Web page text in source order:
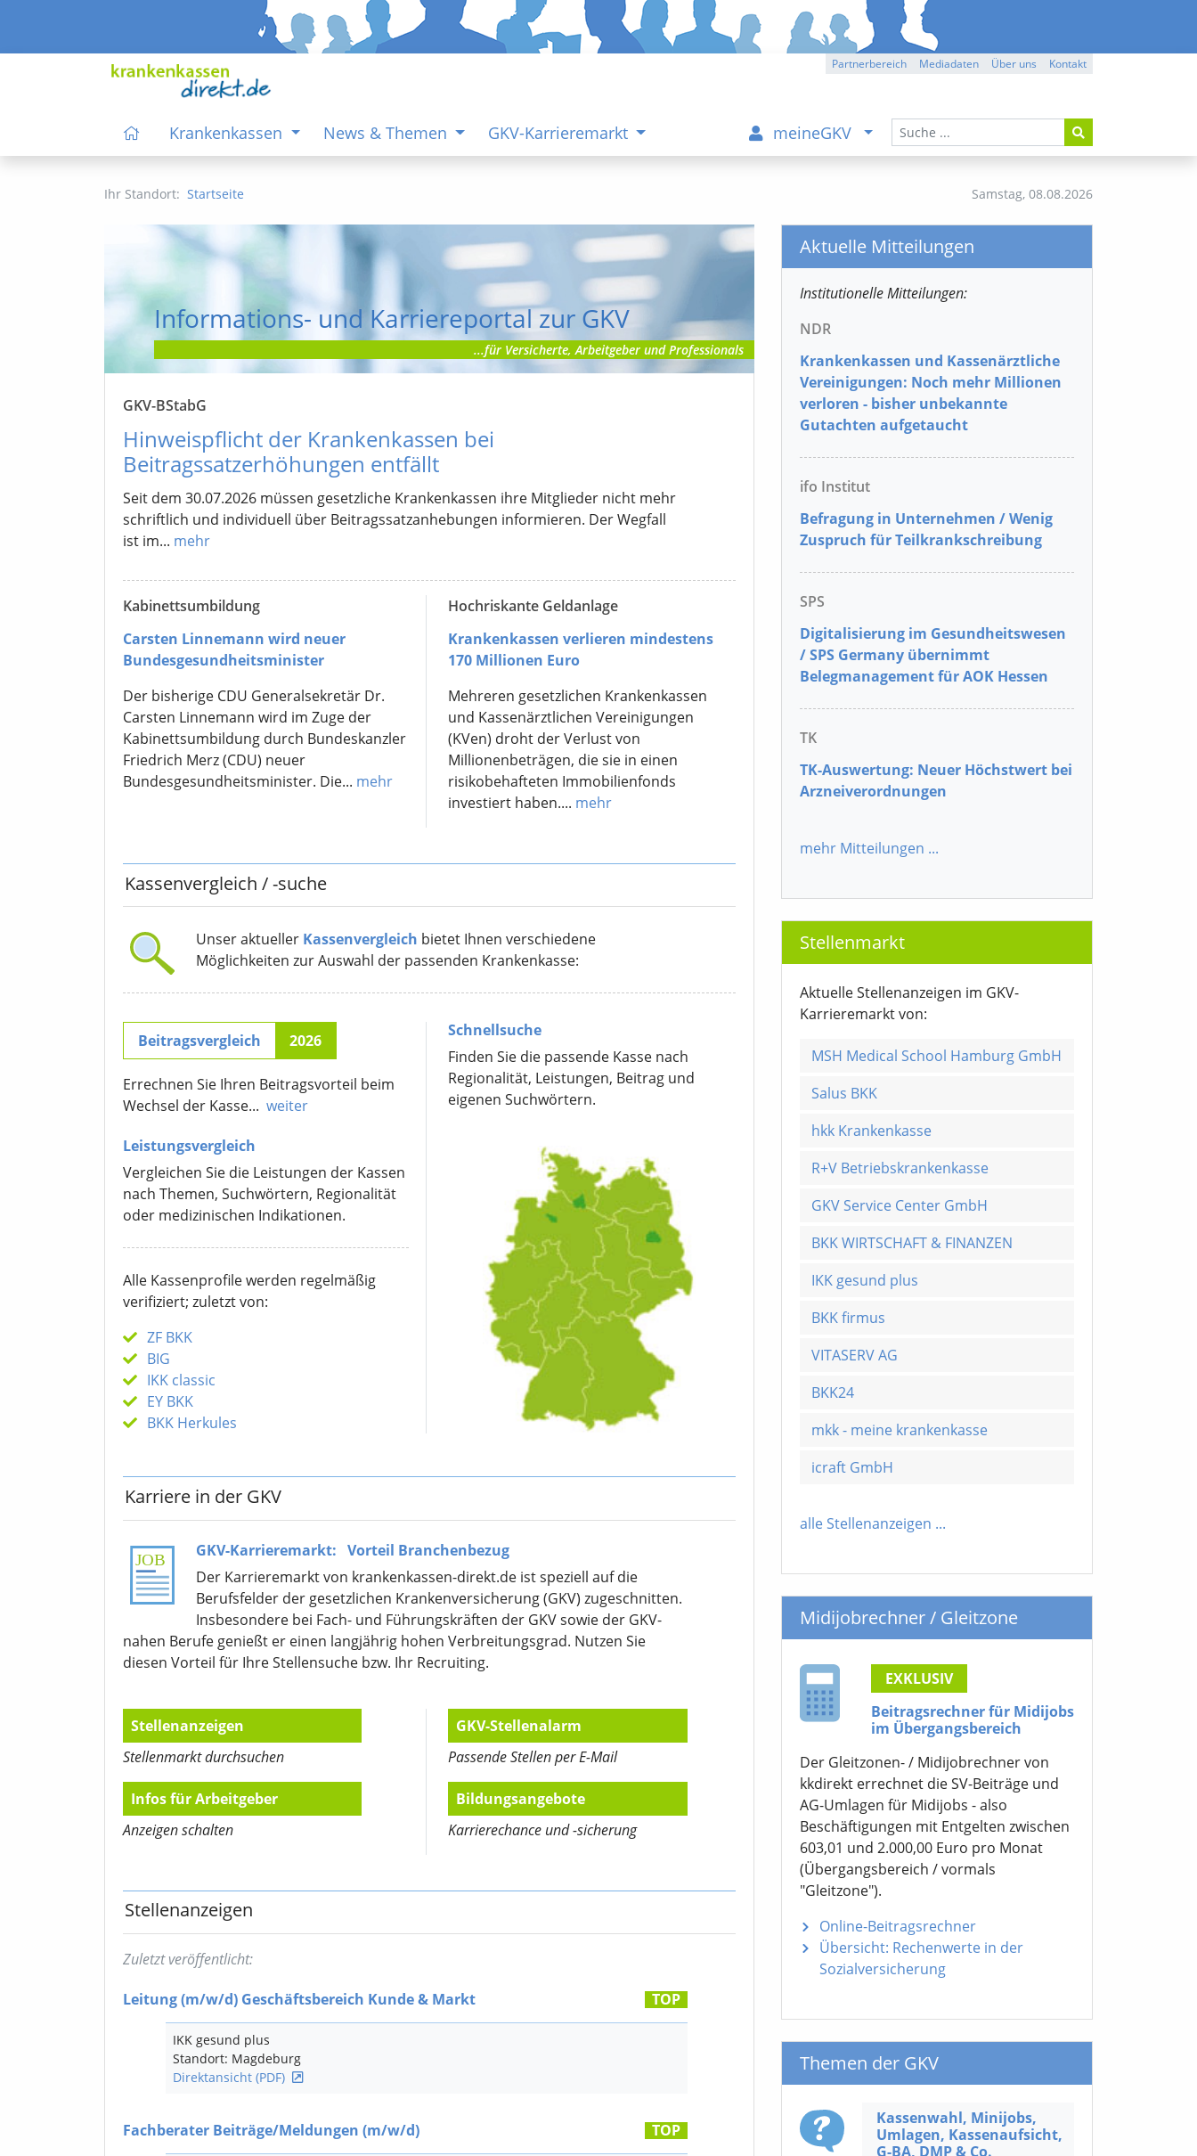
Partnerbereich Mediadaten Über uns Kontakt
Krankenkassen News & Themen GKV-Karrieremarkt meineGKV
Samstag, 08.08.2026
Ihr Standort: Startseite
Informations- und Karriereportal zur GKV
...für Versicherte, Arbeitgeber und Professionals
GKV-BStabG
Hinweispflicht der Krankenkassen bei
Beitragssatzerhöhungen entfällt
Seit dem 30.07.2026 müssen gesetzliche Krankenkassen ihre Mitglieder nicht mehr
schriftlich und individuell über Beitragssatzanhebungen informieren. Der Wegfall
ist im... mehr
Kabinettsumbildung
Carsten Linnemann wird neuer
Bundesgesundheitsminister
Der bisherige CDU Generalsekretär Dr.
Carsten Linnemann wird im Zuge der
Kabinettsumbildung durch Bundeskanzler
Friedrich Merz (CDU) neuer
Bundesgesundheitsminister. Die... mehr
Hochriskante Geldanlage
Krankenkassen verlieren mindestens
170 Millionen Euro
Mehreren gesetzlichen Krankenkassen
und Kassenärztlichen Vereinigungen
(KVen) droht der Verlust von
Millionenbeträgen, die sie in einen
risikobehafteten Immobilienfonds
investiert haben.... mehr
Kassenvergleich / -suche
Unser aktueller Kassenvergleich bietet Ihnen verschiedene
Möglichkeiten zur Auswahl der passenden Krankenkasse:
Beitragsvergleich 2026
Errechnen Sie Ihren Beitragsvorteil beim
Wechsel der Kasse... weiter
Leistungsvergleich
Vergleichen Sie die Leistungen der Kassen
nach Themen, Suchwörtern, Regionalität
oder medizinischen Indikationen.
Alle Kassenprofile werden regelmäßig
verifiziert; zuletzt von:
ZF BKK
BIG
IKK classic
EY BKK
BKK Herkules
Schnellsuche
Finden Sie die passende Kasse nach
Regionalität, Leistungen, Beitrag und
eigenen Suchwörtern.
Karriere in der GKV
GKV-Karrieremarkt: Vorteil Branchenbezug
Der Karrieremarkt von krankenkassen-direkt.de ist speziell auf die
Berufsfelder der gesetzlichen Krankenversicherung (GKV) zugeschnitten.
Insbesondere bei Fach- und Führungskräften der GKV sowie der GKV-
nahen Berufe genießt er einen langjährig hohen Verbreitungsgrad. Nutzen Sie
diesen Vorteil für Ihre Stellensuche bzw. Ihr Recruiting.
Stellenanzeigen
Stellenmarkt durchsuchen
Infos für Arbeitgeber
Anzeigen schalten
GKV-Stellenalarm
Passende Stellen per E-Mail
Bildungsangebote
Karrierechance und -sicherung
Stellenanzeigen
Zuletzt veröffentlicht:
Leitung(m/w/d) Geschäftsbereich Kunde & Markt TOP
IKK gesund plus
Standort: Magdeburg
Direktansicht (PDF)
Fachberater Beiträge/Meldungen (m/w/d) TOP
Aktuelle Mitteilungen
Institutionelle Mitteilungen:
NDR
Krankenkassen und Kassenärztliche
Vereinigungen: Noch mehr Millionen
verloren - bisher unbekannte
Gutachten aufgetaucht
ifo Institut
Befragung in Unternehmen / Wenig
Zuspruch für Teilkrankschreibung
SPS
Digitalisierung im Gesundheitswesen
/ SPS Germany übernimmt
Belegmanagement für AOK Hessen
TK
TK-Auswertung: Neuer Höchstwert bei
Arzneiverordnungen
mehr Mitteilungen ...
Stellenmarkt
Aktuelle Stellenanzeigen im GKV-
Karrieremarkt von:
MSH Medical School Hamburg GmbH
Salus BKK
hkk Krankenkasse
R+V Betriebskrankenkasse
GKV Service Center GmbH
BKK WIRTSCHAFT & FINANZEN
IKK gesund plus
BKK firmus
VITASERV AG
BKK24
mkk - meine krankenkasse
icraft GmbH
alle Stellenanzeigen ...
Midijobrechner/ Gleitzone
EXKLUSIV
Beitragsrechner für Midijobs
im Übergangsbereich
Der Gleitzonen- / Midijobrechner von
kkdirekt errechnet die SV-Beiträge und
AG-Umlagen für Midijobs - also
Beschäftigungen mit Entgelten zwischen
603,01 und 2.000,00 Euro pro Monat
(Übergangsbereich / vormals
"Gleitzone").
Online-Beitragsrechner
Übersicht: Rechenwerte in der
Sozialversicherung
Themen der GKV
Kassenwahl, Minijobs,
Umlagen, Kassen­aufsicht,
G-BA, DMP & Co.